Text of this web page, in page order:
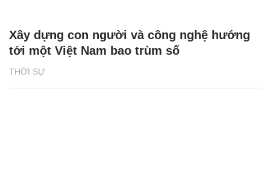
THỜI SỰ
Xây dựng con người và công nghệ hướng
tới một Việt Nam bao trùm số